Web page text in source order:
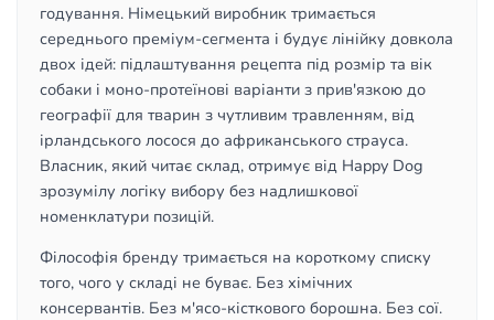
годування. Німецький виробник тримається
середнього преміум-сегмента і будує лінійку довкола
двох ідей: підлаштування рецепта під розмір та вік
собаки і моно-протеїнові варіанти з прив'язкою до
географії для тварин з чутливим травленням, від
ірландського лосося до африканського страуса.
Власник, який читає склад, отримує від Happy Dog
зрозумілу логіку вибору без надлишкової
номенклатури позицій.
Філософія бренду тримається на короткому списку
того, чого у складі не буває. Без хімічних
консервантів. Без м'ясо-кісткового борошна. Без сої.